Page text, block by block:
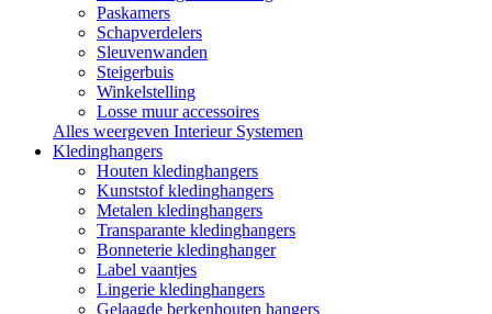
Paskamers
Schapverdelers
Sleuvenwanden
Steigerbuis
Winkelstelling
Losse muur accessoires
Alles weergeven Interieur Systemen
Kledinghangers
Houten kledinghangers
Kunststof kledinghangers
Metalen kledinghangers
Transparante kledinghangers
Bonneterie kledinghanger
Label vaantjes
Lingerie kledinghangers
Gelaagde berkenhouten hangers